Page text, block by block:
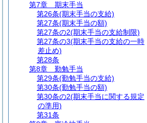
第7章
期末手当
第26条(期末手当の支給)
第27条(期末手当の額)
第27条の2(期末手当の支給制限)
第27条の3(期末手当の支給の一時
差止め)
第28条
第8章
勤勉手当
第29条(勤勉手当の支給)
第30条(勤勉手当の額)
第30条の2(期末手当に関する規定
の準用)
第31条